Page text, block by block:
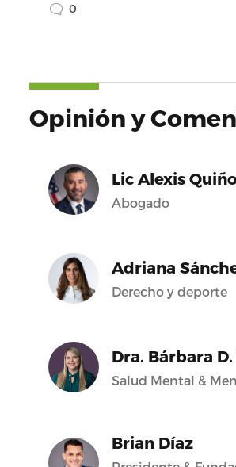
0
Opinión y
Lic Alexis
Abogado
Adriana
Derecho y deporte
Dra. Bárbara
Salud Mental &
Brian Díaz